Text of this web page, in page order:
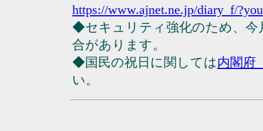
https://www.ajnet.ne.jp/diary_f/
◆セキュリティ強化のため、今
合があります。
◆国民の祝日に関しては内閣府
い。